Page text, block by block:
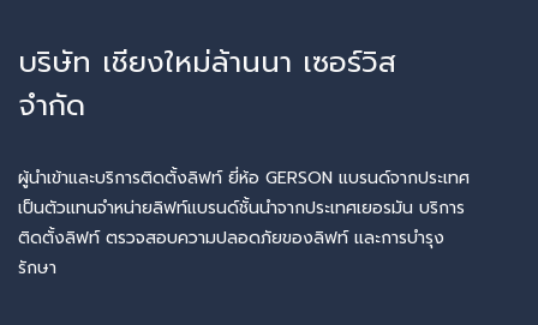
บริษัท เชียงใหม่ล้านนา เซอร์วิส
จำกัด
ผู้นำเข้าและบริการติดตั้งลิฟท์ ยี่ห้อ GERSON แบรนด์จากประเทศ
เป็นตัวแทนจำหน่ายลิฟท์แบรนด์ชั้นนำจากประเทศเยอรมัน บริการ
ติดตั้งลิฟท์ ตรวจสอบความปลอดภัยของลิฟท์ และการบำรุง
รักษา